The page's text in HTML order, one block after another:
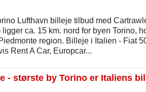
Lufthavn billeje tilbud med
ligger ca. 15 km. nord for byen Torino,
region. Billeje i Italien - Fiat
Rent A Car, Europcar...
- største by Torino er Italiens